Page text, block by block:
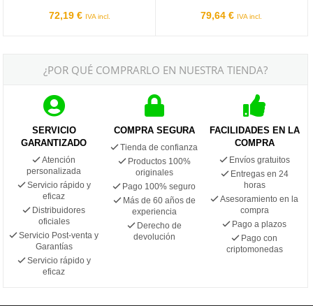
72,19 € IVA incl. 79,64 € IVA incl.
¿POR QUÉ COMPRARLO EN NUESTRA TIENDA?
SERVICIO
GARANTIZADO
Atención
personalizada
Servicio rápido y
eficaz
Distribuidores
oficiales
Servicio Post-venta y
Garantías
Servicio rápido y
eficaz
COMPRA SEGURA
Tienda de confianza
Productos 100%
originales
Pago 100% seguro
Más de 60 años de
experiencia
Derecho de
devolución
FACILIDADES EN LA
COMPRA
Envíos gratuitos
Entregas en 24
horas
Asesoramiento en la
compra
Pago a plazos
Pago con
criptomonedas